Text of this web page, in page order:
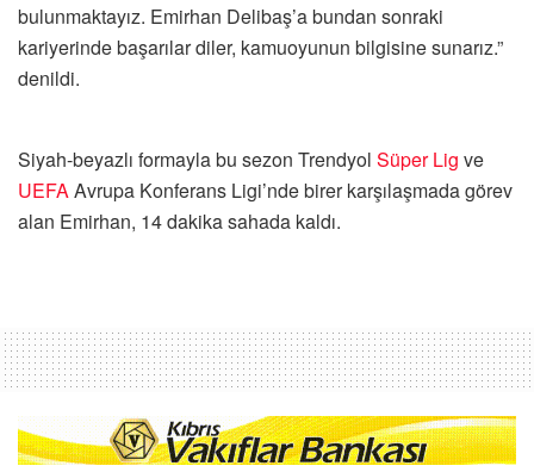
bulunmaktayız. Emirhan Delibaş’a bundan sonraki
kariyerinde başarılar diler, kamuoyunun bilgisine sunarız.”
denildi.
Siyah-beyazlı formayla bu sezon Trendyol Süper Lig ve
UEFA Avrupa Konferans Ligi’nde birer karşılaşmada görev
alan Emirhan, 14 dakika sahada kaldı.